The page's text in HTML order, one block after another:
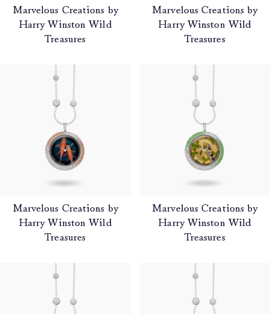
Marvelous Creations by
Harry Winston Wild
Treasures
Marvelous Creations by
Harry Winston Wild
Treasures
Marvelous Creations by
Harry Winston Wild
Treasures
Marvelous Creations by
Harry Winston Wild
Treasures